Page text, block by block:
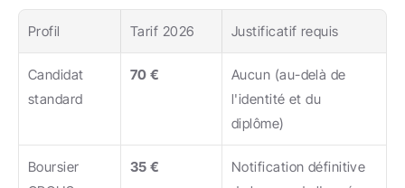
Profil Tarif 2026 Justificatif requis
Candidat
standard
70 €
Aucun (au-delà de
l'identité et du
diplôme)
Boursier
35 €
Notification définitive